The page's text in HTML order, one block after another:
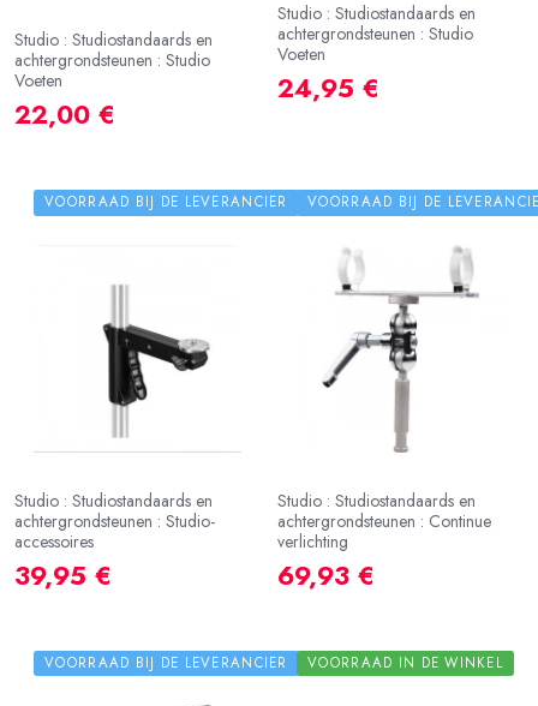
Studio : Studiostandaards en
achtergrondsteunen : Studio
Voeten
22,00 €
Studio : Studiostandaards en
achtergrondsteunen : Studio
Voeten
24,95 €
VOORRAAD BIJ DE LEVERANCIER
Studio : Studiostandaards en
achtergrondsteunen : Studio-
accessoires
39,95 €
VOORRAAD BIJ DE
Studio : Studiostandaards en
achtergrondsteunen : Continue
verlichting
69,93 €
VOORRAAD BIJ DE LEVERANCIER VOORRAAD IN DE WINKEL